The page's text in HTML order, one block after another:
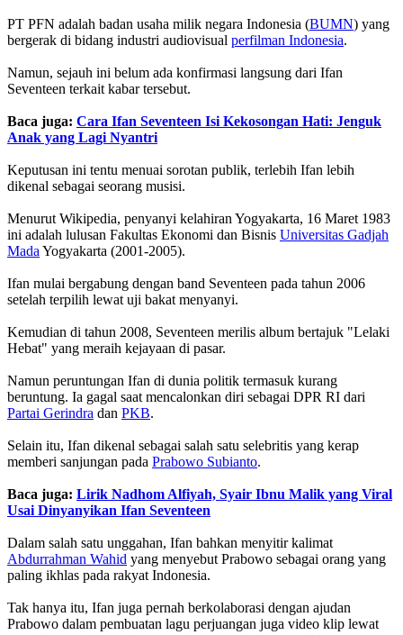
PT PFN adalah badan usaha milik negara Indonesia (BUMN) yang
bergerak di bidang industri audiovisual perfilman Indonesia.
Namun, sejauh ini belum ada konfirmasi langsung dari Ifan
Seventeen terkait kabar tersebut.
Baca juga: Cara Ifan Seventeen Isi Kekosongan Hati: Jenguk
Anak yang Lagi Nyantri
Keputusan ini tentu menuai sorotan publik, terlebih Ifan lebih
dikenal sebagai seorang musisi.
Menurut Wikipedia, penyanyi kelahiran Yogyakarta, 16 Maret 1983
ini adalah lulusan Fakultas Ekonomi dan Bisnis Universitas Gadjah
Mada Yogyakarta (2001-2005).
Ifan mulai bergabung dengan band Seventeen pada tahun 2006
setelah terpilih lewat uji bakat menyanyi.
Kemudian di tahun 2008, Seventeen merilis album bertajuk "Lelaki
Hebat" yang meraih kejayaan di pasar.
Namun peruntungan Ifan di dunia politik termasuk kurang
beruntung. Ia gagal saat mencalonkan diri sebagai DPR RI dari
Partai Gerindra dan PKB.
Selain itu, Ifan dikenal sebagai salah satu selebritis yang kerap
memberi sanjungan pada Prabowo Subianto.
Baca juga: Lirik Nadhom Alfiyah, Syair Ibnu Malik yang Viral
Usai Dinyanyikan Ifan Seventeen
Dalam salah satu unggahan, Ifan bahkan menyitir kalimat
Abdurrahman Wahid yang menyebut Prabowo sebagai orang yang
paling ikhlas pada rakyat Indonesia.
Tak hanya itu, Ifan juga pernah berkolaborasi dengan ajudan
Prabowo dalam pembuatan lagu perjuangan juga video klip lewat